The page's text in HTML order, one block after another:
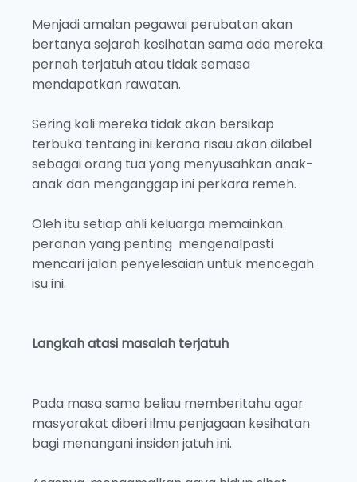
Menjadi amalan pegawai perubatan akan
bertanya sejarah kesihatan sama ada mereka
pernah terjatuh atau tidak semasa
mendapatkan rawatan.
Sering kali mereka tidak akan bersikap
terbuka tentang ini kerana risau akan dilabel
sebagai orang tua yang menyusahkan anak-
anak dan menganggap ini perkara remeh.
Oleh itu setiap ahli keluarga memainkan
peranan yang penting mengenalpasti
mencari jalan penyelesaian untuk mencegah
isu ini.
Langkah atasi masalah terjatuh
Pada masa sama beliau memberitahu agar
masyarakat diberi ilmu penjagaan kesihatan
bagi menangani insiden jatuh ini.